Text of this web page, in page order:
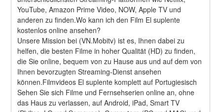
YouTube, Amazon Prime Video, NOW, Apple TV und
anderen zu finden.Wo kann ich den Film El suplente
kostenlos online ansehen?
Unsere Mission bei (VN.Mobitv) ist es, Ihnen dabei zu
helfen, die besten Filme in hoher Qualität (HD) zu finden,
die Sie online, bequem von zu Hause aus und auf dem von
Ihnen bevorzugten Streaming-Dienst ansehen
können.Filmvideos El suplente komplett auf Portugiesisch
Sehen Sie sich Filme und Fernsehserien online an, ohne
das Haus zu verlassen, auf Android, iPad, Smart TV